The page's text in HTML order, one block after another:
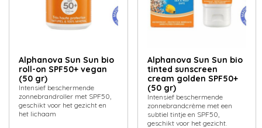
Alphanova Sun Sun bio
roll-on SPF50+ vegan
(50 gr)
Intensief beschermende
zonnebrandroller met SPF50,
geschikt voor het gezicht en
het lichaam
Alphanova Sun Sun bio
tinted sunscreen
cream golden SPF50+
(50 gr)
Intensief beschermende
zonnebrandcrème met een
subtiel tintje en SPF50,
geschikt voor het gezicht.